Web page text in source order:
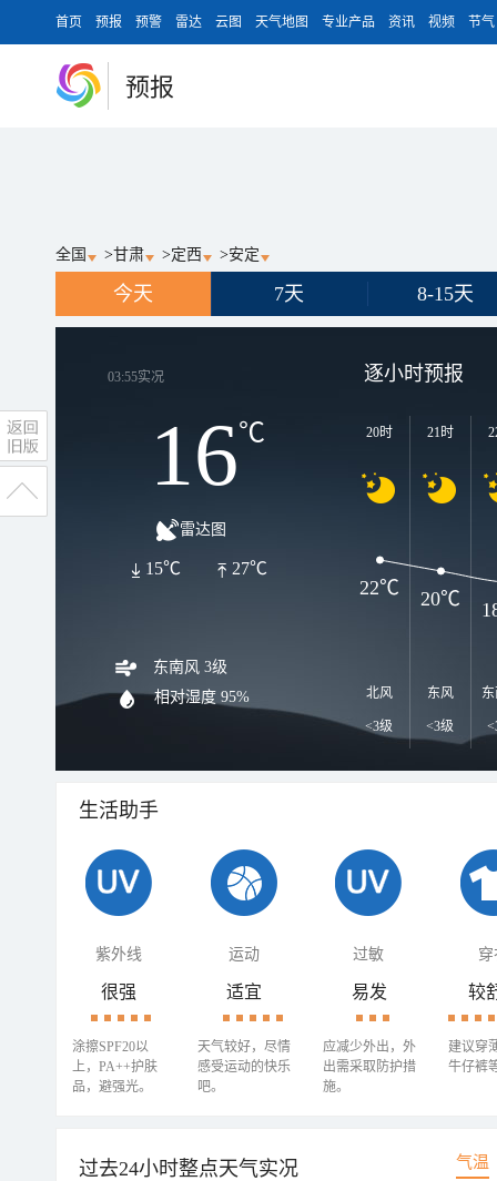
首页 预报 预警 雷达 云图 天气地图 专业产品 资讯 视频 节气
预报
全国 >甘肃 >定西 >安定
今天 7天 8-15天
03:55实况
16℃
雷达图
27℃
15℃
东南风 3级
相对湿度 95%
逐小时预报
20时
北风
<3级
21时
东风
<3级
22℃ 20℃
生活助手
紫外线 运动 过敏 穿
很强
涂擦SPF20以
上，PA++护肤
品，避强光。
适宜
天气较好，尽情
感受运动的快乐
吧。
易发
应减少外出，外
出需采取防护措
施。
较
建议穿
牛仔裤
过去24小时整点天气实况 气温